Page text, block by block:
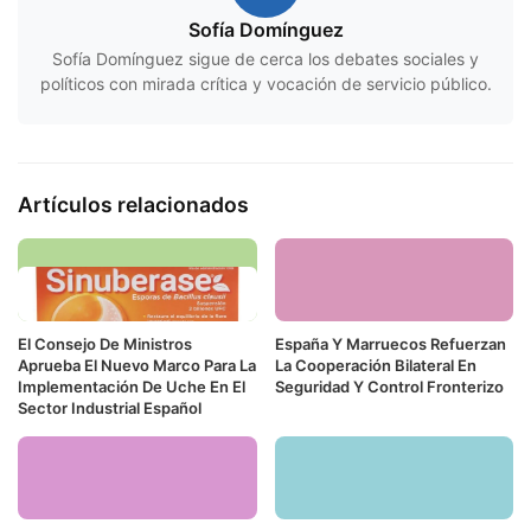
Sofía Domínguez
Sofía Domínguez sigue de cerca los debates sociales y
políticos con mirada crítica y vocación de servicio público.
Artículos relacionados
El Consejo De Ministros
Aprueba El Nuevo Marco Para La
Implementación De Uche En El
Sector Industrial Español
España Y Marruecos Refuerzan
La Cooperación Bilateral En
Seguridad Y Control Fronterizo